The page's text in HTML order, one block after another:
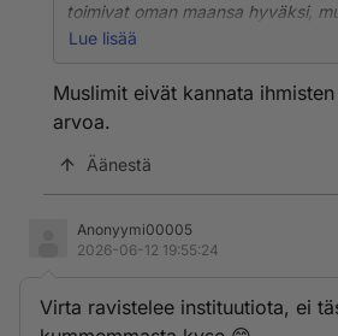
toimivat oman maansa hyväksi,
eri asia kuin äärioikeistolaisten
Ja mikähän on tämä ns.
yleensä liberaali demokratia (jota
sietää).
vääränväristen ja vääränuskoisten
Lue lisää
Muslimit eivät kannata
arvoa.
Äänestä
Anonyymi00005
2026-06-12 19:55:24
Virta ravistelee instituutiota, ei